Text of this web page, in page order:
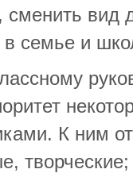
сменить вид
в семье и
К ним